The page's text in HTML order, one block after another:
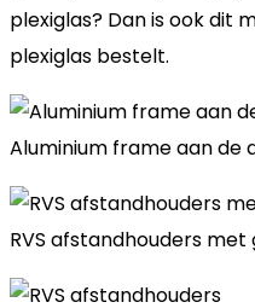
plexiglas? Dan is ook dit
plexiglas bestelt.
Aluminium frame aan de
RVS afstandhouders met